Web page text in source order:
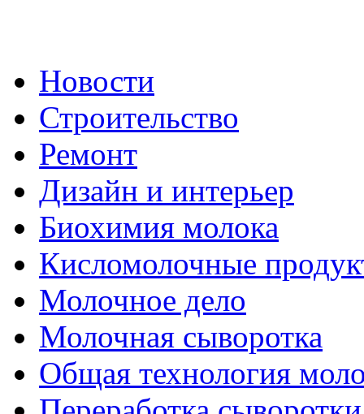
Новости
Строительство
Ремонт
Дизайн и интерьер
Биохимия молока
Кисломолочные
Молочное дело
Молочная сыворотка
Общая технология